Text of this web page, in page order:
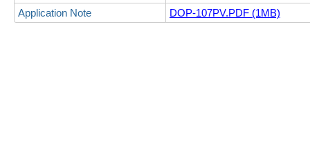
Application Note
DOP-107PV.PDF (1MB)